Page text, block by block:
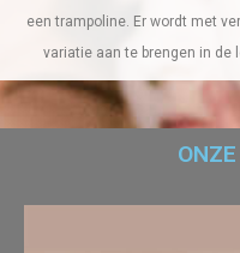
een trampoline. Er wordt met
variatie aan te brengen in de